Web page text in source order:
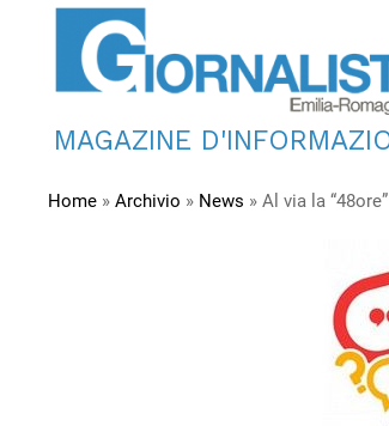
MAGAZINE
Home » Archivio » News » Al via la